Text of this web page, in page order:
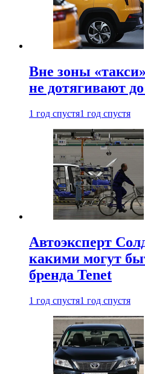
Вне зоны
не дотягивают
1 год спустя1 год спустя
Автоэксперт
какими могут
бренда Tenet
1 год спустя1 год спустя